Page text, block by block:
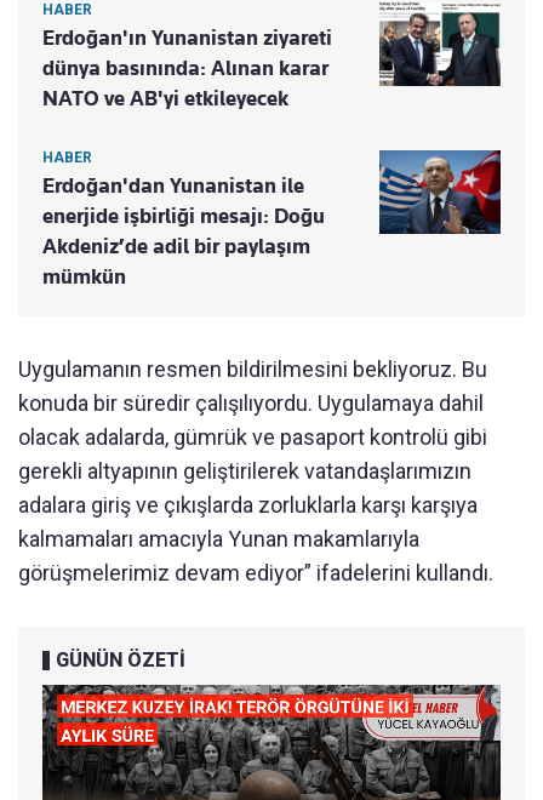
HABER
Erdoğan'ın Yunanistan ziyareti
dünya basınında: Alınan karar
NATO ve AB'yi etkileyecek
HABER
Erdoğan'dan Yunanistan ile
enerjide işbirliği mesajı: Doğu
Akdeniz’de adil bir paylaşım
mümkün
Uygulamanın resmen bildirilmesini bekliyoruz. Bu
konuda bir süredir çalışılıyordu. Uygulamaya dahil
olacak adalarda, gümrük ve pasaport kontrolü gibi
gerekli altyapının geliştirilerek vatandaşlarımızın
adalara giriş ve çıkışlarda zorluklarla karşı karşıya
kalmamaları amacıyla Yunan makamlarıyla
görüşmelerimiz devam ediyor” ifadelerini kullandı.
GÜNÜN ÖZETİ